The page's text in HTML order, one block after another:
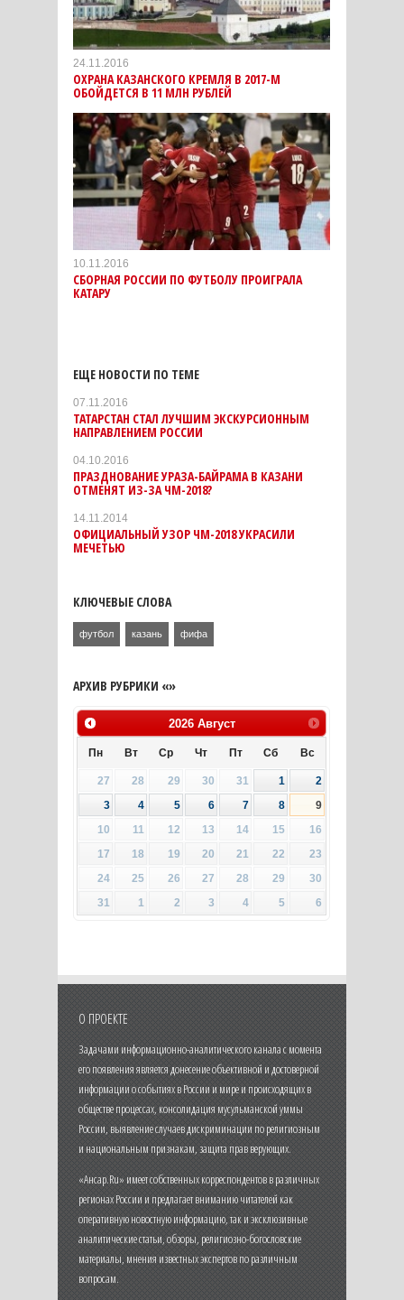
24.11.2016
ОХРАНА КАЗАНСКОГО КРЕМЛЯ В 2017-М
ОБОЙДЕТСЯ В 11 МЛН РУБЛЕЙ
10.11.2016
СБОРНАЯ РОССИИ ПО ФУТБОЛУ ПРОИГРАЛА
КАТАРУ
ЕЩЕ НОВОСТИ ПО ТЕМЕ
07.11.2016
ТАТАРСТАН СТАЛ ЛУЧШИМ ЭКСКУРСИОННЫМ
НАПРАВЛЕНИЕМ РОССИИ
04.10.2016
ПРАЗДНОВАНИЕ УРАЗА-БАЙРАМА В КАЗАНИ
ОТМЕНЯТ ИЗ-ЗА ЧМ-2018?
14.11.2014
ОФИЦИАЛЬНЫЙ УЗОР ЧМ-2018 УКРАСИЛИ
МЕЧЕТЬЮ
КЛЮЧЕВЫЕ СЛОВА
футбол казань фифа
АРХИВ РУБРИКИ «»
2026 Август
Пн Вт Ср Чт Пт Сб Вс
27 28 29 30 31 1
2
3
4 5 6 7 8
9
10
11 12 13 14 15
16
17
18 19 20 21 22
23
24
25 26 27 28 29
30
31
1 2 3 4 5 6
О ПРОЕКТЕ
Задачами информационно-аналитического канала с момента
его появления является донесение объективной и достоверной
информации о событиях в России и мире и происходящих в
обществе процессах, консолидация мусульманской уммы
России, выявление случаев дискриминации по религиозным
и национальным признакам, защита прав верующих.
«Ансар.Ru» имеет собственных корреспондентов в различных
регионах России и предлагает вниманию читателей как
оперативную новостную информацию, так и эксклюзивные
аналитические статьи, обзоры, религиозно-богословские
материалы, мнения известных экспертов по различным
вопросам.